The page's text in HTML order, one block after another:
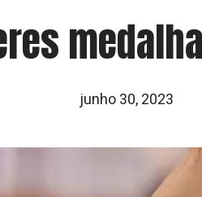
junho 30, 2023